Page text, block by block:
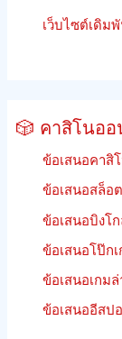
เว็บไซต์เดิม
🎲 คาสิโนอ
ข้อเสนอคาสิ
ข้อเสนอสล็อ
ข้อเสนอบิงโ
ข้อเสนอโป๊ก
ข้อเสนอเกม
ข้อเสนออีสป